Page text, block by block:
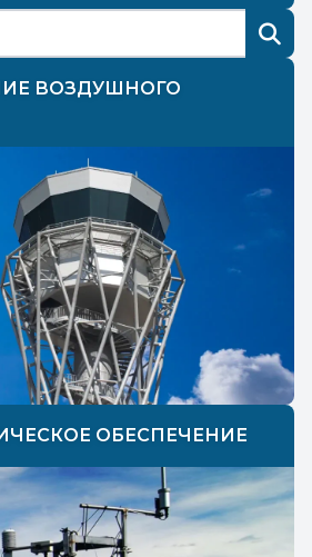
ВОЗДУШНОГО
ОБЕСПЕЧЕНИЕ